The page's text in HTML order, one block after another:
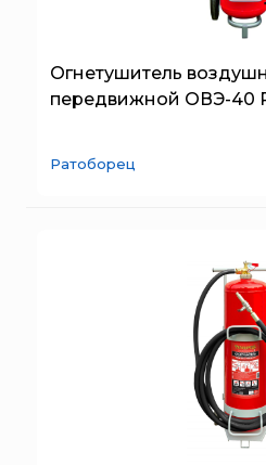
Огнетушитель
передвижной ОВЭ-40
Ратоборец